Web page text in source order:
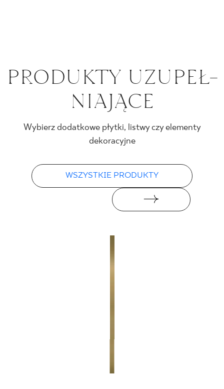
PRO­DUK­TY UZU­PEŁ­
NIA­JĄ­CE
Wybierz dodatkowe płytki, listwy czy elementy
dekoracyjne
WSZYSTKIE PRODUKTY